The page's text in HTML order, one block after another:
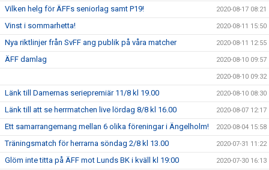
Vilken helg för ÄFFs seniorlag samt P19! 2020-08-17 08:21
Vinst i sommarhetta! 2020-08-11 15:50
Nya riktlinjer från SvFF ang publik på våra matcher 2020-08-11 12:55
ÄFF damlag 2020-08-10 09:57
2020-08-10 09:32
Länk till Damernas seriepremiär 11/8 kl 19.00 2020-08-10 08:30
Länk till att se herrmatchen live lördag 8/8 kl 16.00 2020-08-07 12:17
Ett samarrangemang mellan 6 olika föreningar i Ängelholm! 2020-08-04 15:58
Träningsmatch för herrarna söndag 2/8 kl 13.00 2020-07-31 11:22
Glöm inte titta på ÄFF mot Lunds BK i kväll kl 19:00 2020-07-30 16:13